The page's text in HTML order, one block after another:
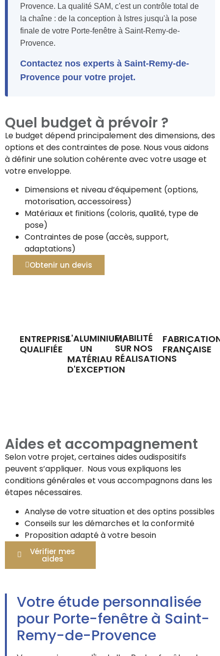
Provence. La qualité SAM, c'est un contrôle total de
la chaîne : de la conception à Istres jusqu'à la pose
finale de votre Porte-fenêtre à Saint-Remy-de-
Provence.
Contactez nos experts à Saint-Remy-de-
Provence pour votre projet.
Quel budget à prévoir ?
Le budget dépend principalement des dimensions, des
options et des contraintes de pose. Nous vous aidons
à définir une solution cohérente avec votre usage et
votre enveloppe.
Dimensions et niveau d’équipement (options,
motorisation, accessoiress)
Matériaux et finitions (coloris, qualité, type de
pose)
Contraintes de pose (accès, support,
adaptations)
Obtenir un devis
ENTREPRISE
QUALIFIÉE
L'ALUMINIUM,
UN
MATÉRIAU
D'EXCEPTION
FIABILITÉ
SUR NOS
RÉALISATIONS
FRANÇAISE
Aides et accompagnement
Selon votre projet, certaines aides oudispositifs
peuvent s’appliquer. Nous vous expliquons les
conditions générales et vous accompagnons dans les
étapes nécessaires.
Analyse de votre situation et des optins possibles
Conseils sur les démarches et la conformité
Proposition adapté à votre besoin
Vérifier mes
aides
Votre étude personnalisée
pour Porte-fenêtre à Saint-
Remy-de-Provence